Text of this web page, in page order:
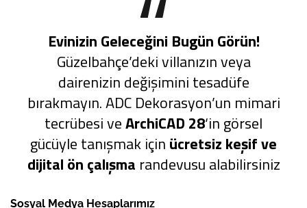
Evinizin Geleceğini Bugün Görün!
Güzelbahçe’deki villanızın veya
dairenizin değişimini tesadüfe
bırakmayın. ADC Dekorasyon’un mimari
tecrübesi veArchiCAD 28‘in görsel
gücüyle tanışmak için ücretsiz keşif ve
dijital ön çalışma randevusu alabilirsiniz
Sosyal Medya Hesaplarımız